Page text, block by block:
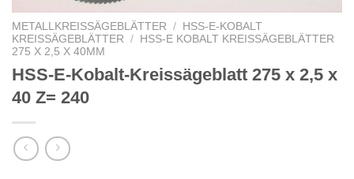
METALLKREISSÄGEBLÄTTER / HSS-E-KOBALT
KREISSÄGEBLÄTTER
/ HSS-E KOBALT KREISSÄGEBLÄTTER
275 X 2,5 X 40MM
HSS-E-Kobalt-Kreissägeblatt 275 x 2,5 x
40 Z= 240